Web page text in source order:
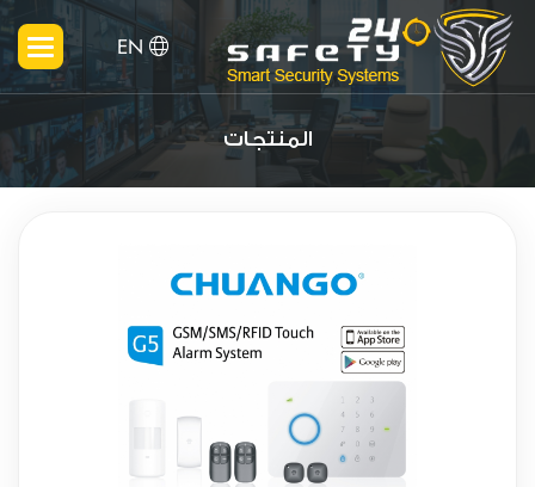
المنتجات